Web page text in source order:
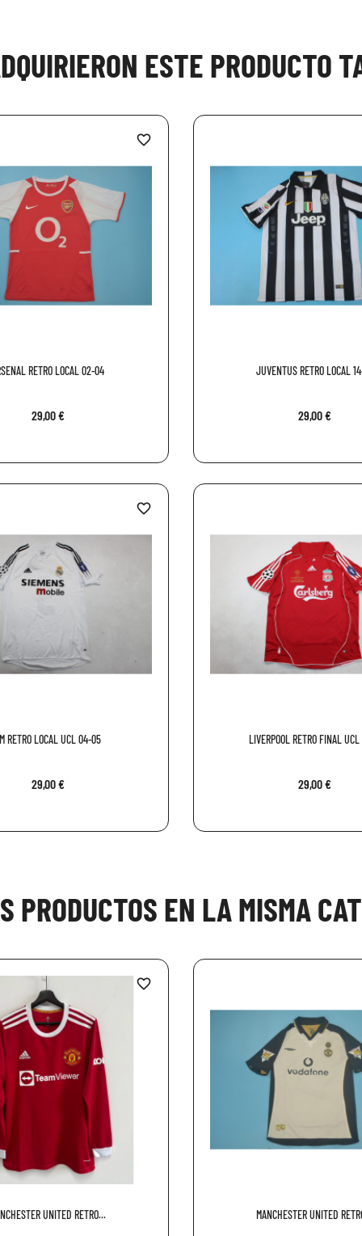
ESTE PRODUCTO
RETRO LOCAL 02-04
29,00 €
favorite_border
JUVENTUS RETRO LOCAL
29,00 €
RETRO LOCAL UCL 04-05
29,00 €
favorite_border
LIVERPOOL RETRO FINAL
29,00 €
PRODUCTOS EN LA MISMA
UNITED RETRO...
favorite_border
MANCHESTER UNITED